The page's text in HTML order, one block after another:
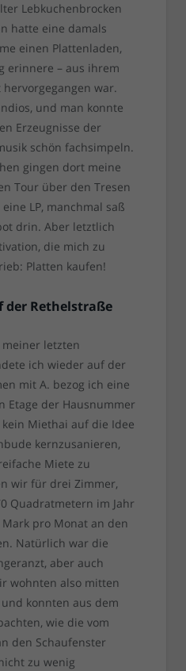
Lebkuchenbrocken
hatte eine damals
einen Plattenladen,
erinnere – aus ihrem
war.
und man konnte
Erzeugnisse der
schön fachsimpeln.
gingen dort meine
Tour über den Tresen
LP, manchmal saß
drin. Aber letztlich
die mich zu
Platten kaufen!
der Rethelstraße
meiner letzten
ich wieder auf der
mit A. bezog ich eine
Etage der Hausnummer
Miethai auf die Idee
kernzusanieren,
Miete zu
wir für drei Zimmer,
Quadratmetern im Jahr
pro Monat an den
Natürlich war die
aber auch
wohnten also mitten
konnten aus dem
wie die vom
den Schaufenster
zu wenig